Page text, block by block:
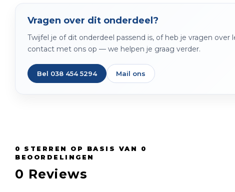
Vragen over dit onderdeel?
Twijfel je of dit onderdeel passend is, of heb je vragen
contact met ons op — we helpen je graag verder.
Bel 038 454 5294 Mail ons
0 STERREN OP BASIS VAN 0
BEOORDELINGEN
0 Reviews